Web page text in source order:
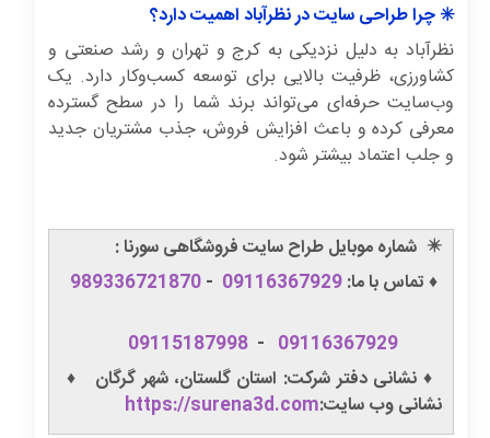
✳️ چرا طراحی سایت در نظرآباد اهمیت دارد؟
نظرآباد به دلیل نزدیکی به کرج و تهران و رشد صنعتی و
کشاورزی، ظرفیت بالایی برای توسعه کسب‌وکار دارد. یک
وب‌سایت حرفه‌ای می‌تواند برند شما را در سطح گسترده
معرفی کرده و باعث افزایش فروش، جذب مشتریان جدید
و جلب اعتماد بیشتر شود.
✴️ شماره موبایل طراح سایت فروشگاهی سورنا :
♦️ تماس با ما:09116367929
-
989336721870
09116367929
-
09115187998
♦️ نشانی دفتر شرکت: استان گلستان، شهر گرگان ♦️
نشانی وب سایت:https://surena3d.com